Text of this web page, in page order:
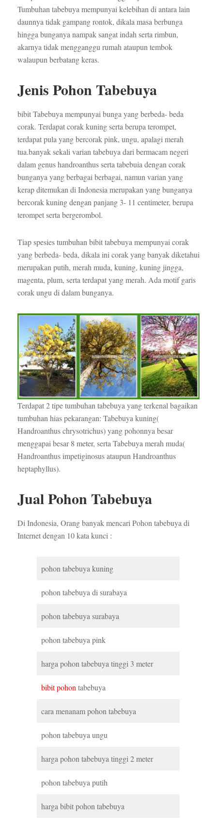
Tumbuhan tabebuya mempunyai kelebihan di antara lain
daunnya tidak gampang rontok, dikala masa berbunga
hingga bunganya nampak sangat indah serta rimbun,
akarnya tidak mengganggu rumah ataupun tembok
walaupun berbatang keras.
Jenis Pohon Tabebuya
bibit Tabebuya mempunyai bunga yang berbeda- beda
corak. Terdapat corak kuning serta berupa terompet,
terdapat pula yang bercorak pink, ungu, apalagi merah
tua.banyak sekali varian tabebuya dari bermacam negeri
dalam genus handroanthus serta tabebuia dengan corak
bunganya yang berbagai berbagai, namun varian yang
kerap ditemukan di Indonesia merupakan yang bunganya
bercorak kuning dengan panjang 3- 11 centimeter, berupa
terompet serta bergerombol.
Tiap spesies tumbuhan bibit tabebuya mempunyai corak
yang berbeda- beda, dikala ini corak yang banyak diketahui
merupakan putih, merah muda, kuning, kuning jingga,
magenta, plum, serta terdapat yang merah. Ada motif garis
corak ungu di dalam bunganya.
Terdapat 2 tipe tumbuhan tabebuya yang terkenal bagaikan
tumbuhan hias pekarangan: Tabebuya kuning(
Handroanthus chrysotrichus) yang pohonnya besar
menggapai besar 8 meter, serta Tabebuya merah muda(
Handroanthus impetiginosus ataupun Handroanthus
heptaphyllus).
Jual Pohon Tabebuya
Di Indonesia, Orang banyak mencari Pohon tabebuya di
Internet dengan 10 kata kunci :
pohon tabebuya kuning
pohon tabebuya di surabaya
pohon tabebuya surabaya
pohon tabebuya pink
harga pohon tabebuya tinggi 3 meter
bibit pohon tabebuya
cara menanam pohon tabebuya
pohon tabebuya ungu
harga pohon tabebuya tinggi 2 meter
pohon tabebuya putih
harga bibit pohon tabebuya